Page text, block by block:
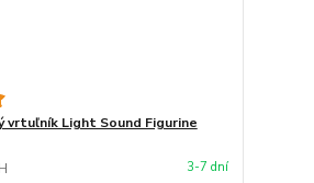
vrtuľník Light Sound Figurine
3-7 dní